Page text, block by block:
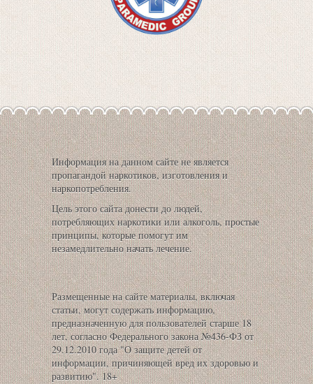
Информация на данном сайте не является
пропагандой наркотиков, изготовления и
наркопотребления.
Цель этого сайта донести до людей,
потребляющих наркотики или алкоголь, простые
принципы, которые помогут им
незамедлительно начать лечение.
Размещенные на сайте материалы, включая
статьи, могут содержать информацию,
предназначенную для пользователей старше 18
лет, согласно Федерального закона №436-ФЗ от
29.12.2010 года "О защите детей от
информации, причиняющей вред их здоровью и
развитию". 18+